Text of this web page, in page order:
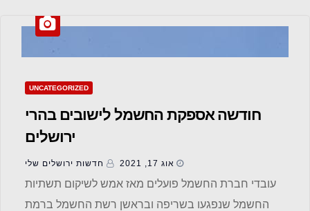
UNCATEGORIZED
חודשה אספקת החשמל לישובים בהרי
ירושלים
אוג 17, 2021 חדשות ‫ירושלים שלי
עובדי חברת החשמל פועלים מאז אמש לשיקום תשתיות
החשמל שנפגעו בשריפה ובראשן רשת החשמל ברמת